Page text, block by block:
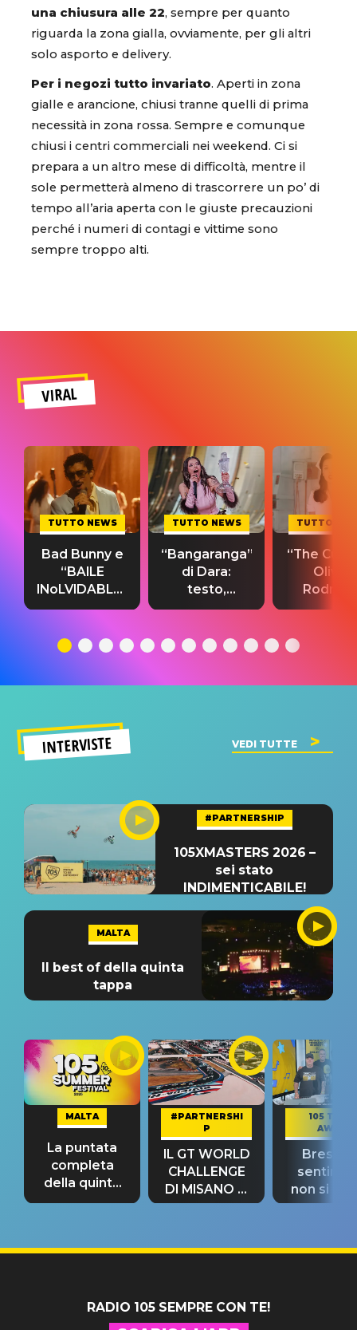
una chiusura alle 22, sempre per quanto
riguarda la zona gialla, ovviamente, per gli altri
solo asporto e delivery.
Per i negozi tutto invariato. Aperti in zona
gialle e arancione, chiusi tranne quelli di prima
necessità in zona rossa. Sempre e comunque
chiusi i centri commerciali nei weekend. Ci si
prepara a un altro mese di difficoltà, mentre il
sole permetterà almeno di trascorrere un po’ di
tempo all’aria aperta con le giuste precauzioni
perché i numeri di contagi e vittime sono
sempre troppo alti.
VIRAL
TUTTO NEWS
Bad Bunny e
“BAILE
INoLVIDABLE”:
testo,
significato
TUTTO NEWS
“Bangaranga”
di Dara:
testo,
traduzione e
del singolo
TUTTO
“The
Olivia
testo,
INTERVISTE VEDI TUTTE
#PARTNERSHIP
105XMASTERS 2026 –
sei stato
INDIMENTICABILE!
MALTA
Il best of della quinta
tappa
MALTA
La puntata
completa
della quinta
tappa
#PARTNERSHI
P
IL GT WORLD
CHALLENGE
DI MISANO si
riconferma
105 TAKE
AWAY
Bresh:
non si
fino alla
RADIO 105 SEMPRE CON TE!